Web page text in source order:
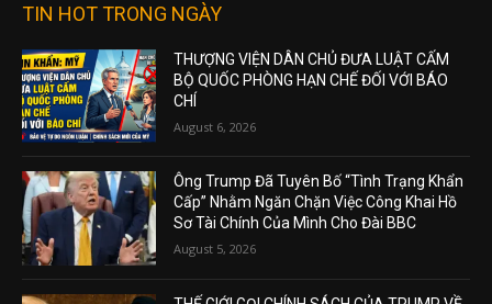
TIN HOT TRONG NGÀY
THƯỢNG VIỆN DÂN CHỦ ĐƯA LUẬT CẤM
BỘ QUỐC PHÒNG HẠN CHẾ ĐỐI VỚI BÁO
CHÍ
August 6, 2026
Ông Trump Đã Tuyên Bố “Tình Trạng Khẩn
Cấp” Nhằm Ngăn Chặn Việc Công Khai Hồ
Sơ Tài Chính Của Mình Cho Đài BBC
August 5, 2026